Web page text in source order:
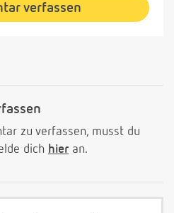
verfassen
zu verfassen, musst du
dich hier an.